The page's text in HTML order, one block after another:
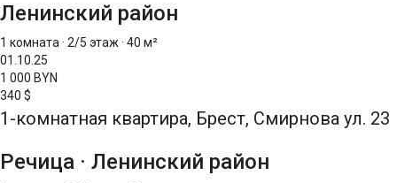
Ленинский район
1 комната · 2/5 этаж · 40 м²
01.10.25
1 000 BYN
340 $
1-комнатная квартира, Брест, Смирнова ул. 23
Речица · Ленинский район